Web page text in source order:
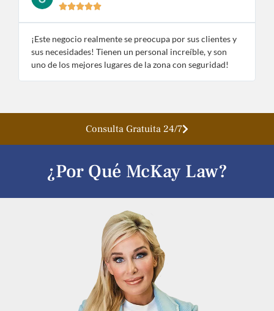

¡Este negocio realmente se preocupa por sus clientes y
sus necesidades! Tienen un personal increíble, y son
uno de los mejores lugares de la zona con seguridad!
Consulta Gratuita 24/7
¿Por Qué McKay Law?